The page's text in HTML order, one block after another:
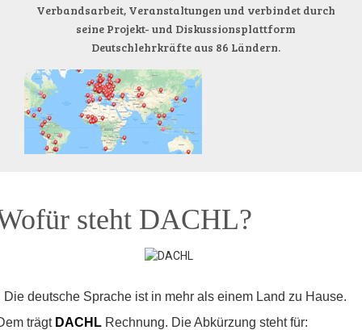
Verbandsarbeit, Veranstaltungen und verbindet durch
seine Projekt- und Diskussionsplattform
Deutschlehrkräfte aus 86 Ländern.
steht DACHL?
Die deutsche Sprache ist in mehr als einem Land zu Hause.
trägt DACHL Rechnung. Die Abkürzung steht für: